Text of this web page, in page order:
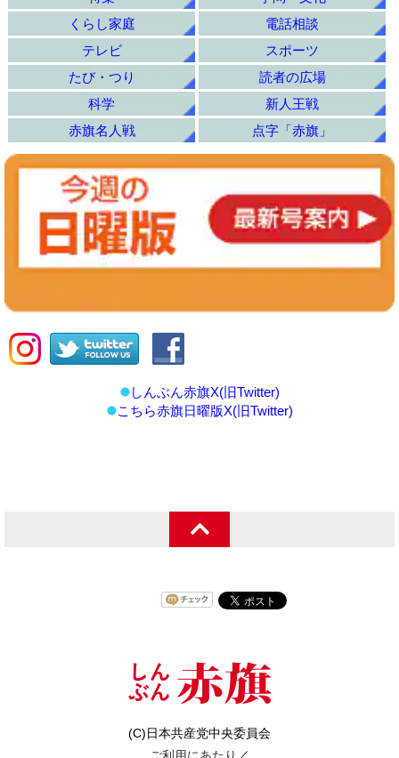
くらし家庭
電話相談
テレビ
スポーツ
たび・つり
読者の広場
科学
新人王戦
赤旗名人戦
点字「赤旗」
しんぶん赤旗X(旧Twitter)
こちら赤旗日曜版X(旧Twitter)
(C)日本共産党中央委員会